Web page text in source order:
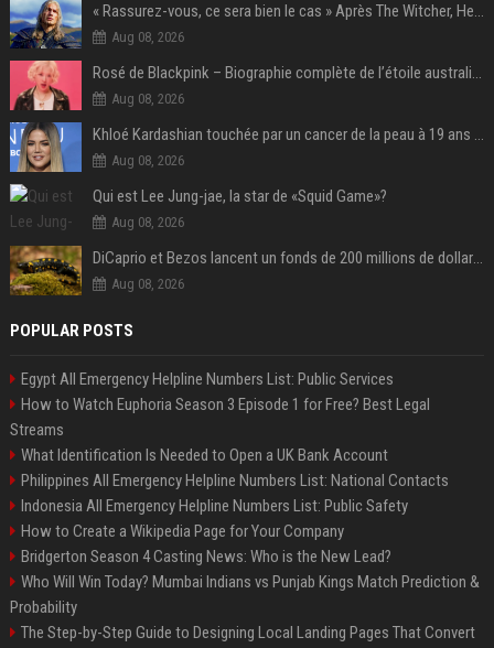
« Rassurez-vous, ce sera bien le cas » Après The Witcher, Henry Cavill donne de bonnes nouvelles pour cette série d'une licence encore plus culte et il aura le réalisateur parfait avec lui
Aug 08, 2026
Rosé de Blackpink – Biographie complète de l’étoile australienne qui a conquis le monde (2025)
Aug 08, 2026
Khloé Kardashian touchée par un cancer de la peau à 19 ans : elle a caché ce lourd secret à sa famille
Aug 08, 2026
Qui est Lee Jung-jae, la star de «Squid Game»?
Aug 08, 2026
DiCaprio et Bezos lancent un fonds de 200 millions de dollars pour sauver 100 espèces menacées
Aug 08, 2026
POPULAR POSTS
Egypt All Emergency Helpline Numbers List: Public Services
How to Watch Euphoria Season 3 Episode 1 for Free? Best Legal
Streams
What Identification Is Needed to Open a UK Bank Account
Philippines All Emergency Helpline Numbers List: National Contacts
Indonesia All Emergency Helpline Numbers List: Public Safety
How to Create a Wikipedia Page for Your Company
Bridgerton Season 4 Casting News: Who is the New Lead?
Who Will Win Today? Mumbai Indians vs Punjab Kings Match Prediction &
Probability
The Step-by-Step Guide to Designing Local Landing Pages That Convert